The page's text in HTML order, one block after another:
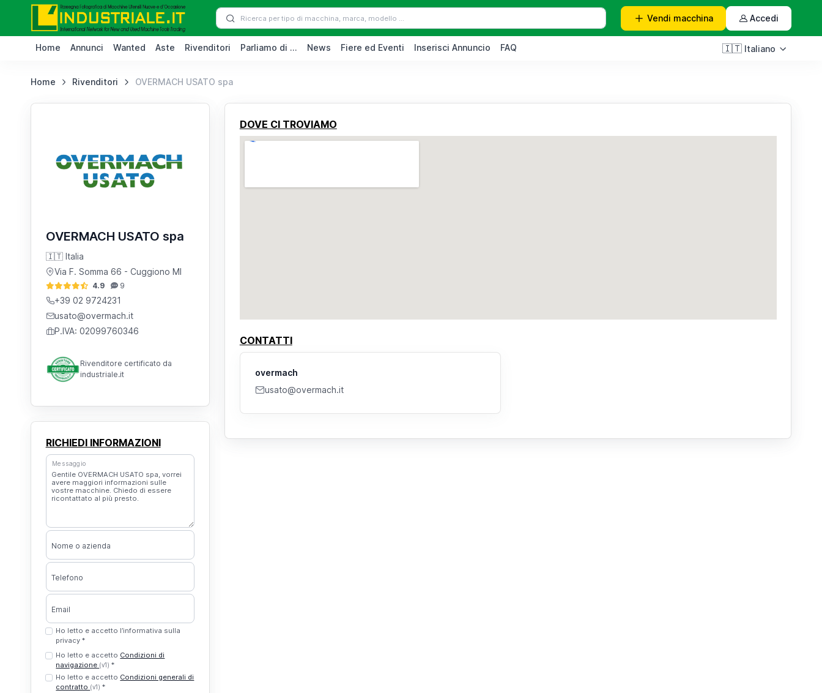
Vendi macchina Accedi
Home Annunci Wanted Aste Rivenditori Parliamo di ... News Fiere ed Eventi Inserisci Annuncio FAQ 🇮🇹 Italiano
Home Rivenditori OVERMACH USATO spa
OVERMACH USATO spa
🇮🇹 Italia
Via F. Somma 66 - Cuggiono MI
4.9 9
+39 02 9724231
usato@overmach.it
P.IVA: 02099760346
Rivenditore certificato da
industriale.it
RICHIEDI INFORMAZIONI
Messaggio
Nome o azienda
Telefono
Email
Ho letto e accetto l’informativa sulla
privacy *
Ho letto e accetto Condizioni di
navigazione (v1) *
Ho letto e accetto Condizioni generali di
contratto (v1) *
DOVE CI TROVIAMO
CONTATTI
overmach
usato@overmach.it